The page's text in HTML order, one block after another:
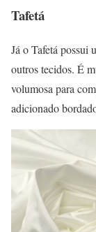
Tafetá
Já o Tafetá possui
outros tecidos. É
volumosa para
adicionado